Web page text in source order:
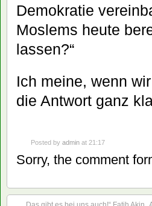
Demokratie
Moslems heute
lassen?“
Ich meine, wenn
die Antwort ganz
Posted by admin at 21:17
Sorry, the comment